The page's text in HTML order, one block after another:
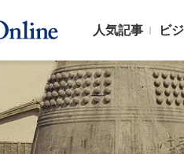
人気記事 ビ